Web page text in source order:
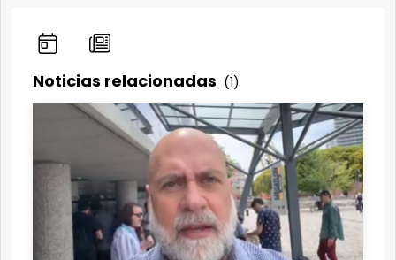
Noticias relacionadas (1)